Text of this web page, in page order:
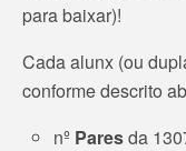
para baixar)!
Cada alunx (ou
conforme descrito
nº Paresda